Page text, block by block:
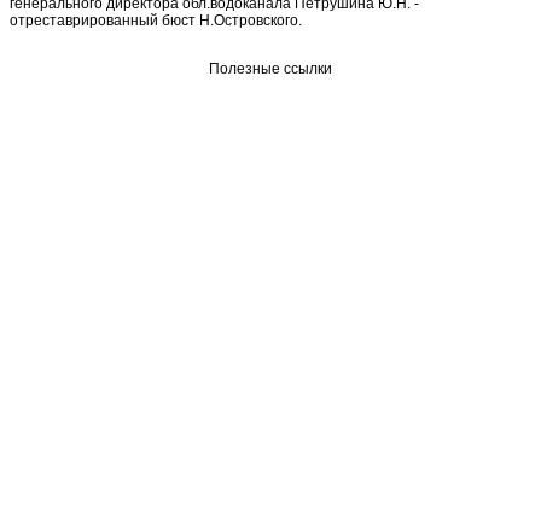
отреставрированный бюст Н.Островского.
Полезные ссылки